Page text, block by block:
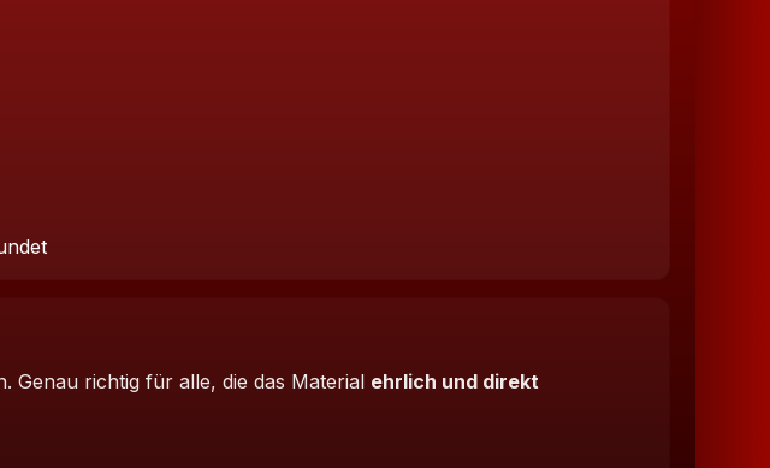
Genau richtig für alle, die das Material ehrlich und direkt